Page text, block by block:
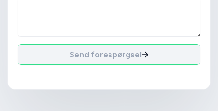
Send forespørgsel